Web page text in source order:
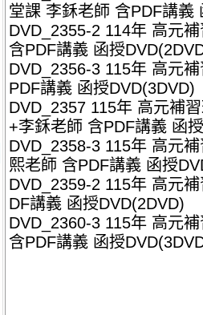
堂課 李鉌老師 含PDF講義
DVD_2355-2 114年 高元
含PDF講義 函授
DVD_2356-3 115年 高元
PDF講義 函授DVD(3DVD)
DVD_2357 115年 高元補
+李鉌老師 含PDF講義 函
DVD_2358-3 115年 高元
熙老師 含PDF講義 函授
DVD_2359-2 115年 高元
DF講義 函授DVD(2DVD)
DVD_2360-3 115年 高元
含PDF講義 函授